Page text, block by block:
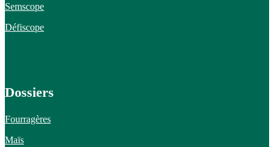
Semscope
Défiscope
Dossiers
Fourragères
Maïs